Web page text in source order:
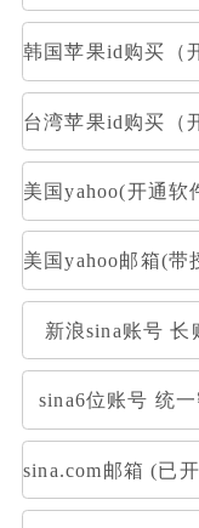
韩国苹果id购买（
台湾苹果id购买（
美国yahoo(开通软
美国yahoo邮箱(带
新浪sina账号 长
sina6位账号 统
sina.com邮箱 (已